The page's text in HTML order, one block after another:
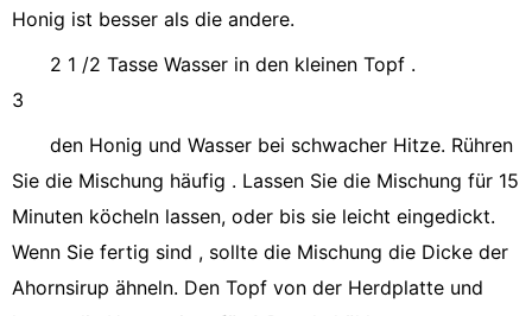
Honig ist besser als die andere.
2 1 /2 Tasse Wasser in den kleinen Topf .
3
den Honig und Wasser bei schwacher Hitze. Rühren
Sie die Mischung häufig . Lassen Sie die Mischung für 15
Minuten köcheln lassen, oder bis sie leicht eingedickt.
Wenn Sie fertig sind , sollte die Mischung die Dicke der
Ahornsirup ähneln. Den Topf von der Herdplatte und